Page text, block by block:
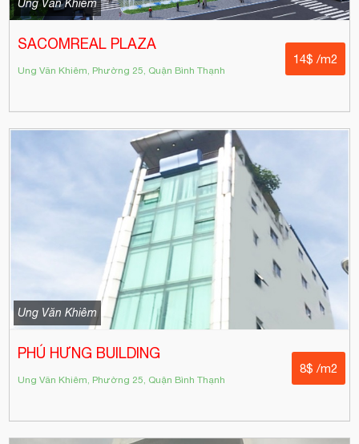
Ung Văn Khiêm
SACOMREAL PLAZA
Ung Văn Khiêm, Phường 25, Quận Bình Thạnh
14$ /m2
Ung Văn Khiêm
PHÚ HƯNG BUILDING
Ung Văn Khiêm, Phường 25, Quận Bình Thạnh
8$ /m2